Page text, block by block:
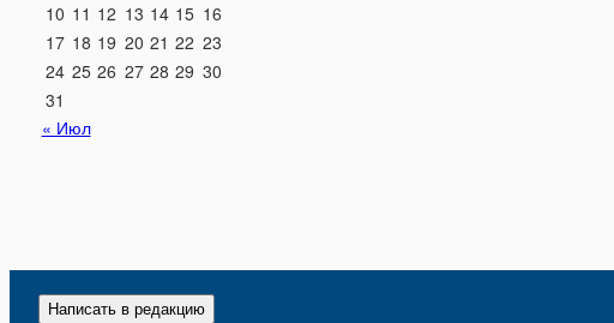
10 11 12 13 14 15 16
17 18 19 20 21 22 23
24 25 26 27 28 29 30
31
« Июл
Написать в редакцию